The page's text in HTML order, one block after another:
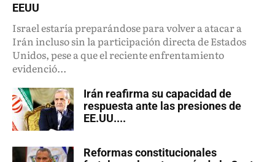
EEUU
Israel estaría preparándose para volver a atacar a
Irán incluso sin la participación directa de Estados
Unidos, pese a que el reciente enfrentamiento
evidenció...
Irán reafirma su capacidad de
respuesta ante las presiones de
EE.UU....
Reformas constitucionales